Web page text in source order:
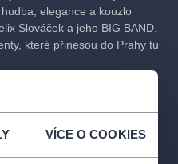
VÍCE O COOKIES
elegance a kouzlo
Slováček a jeho BIG BAND,
které přinesou do Prahy tu
patří vánočnímu koncertu,